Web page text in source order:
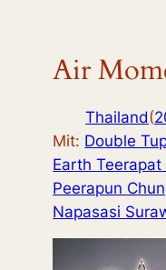
Air
Thailand(
Mit: Double
Earth Teerapat
Peerapun
Napasasi